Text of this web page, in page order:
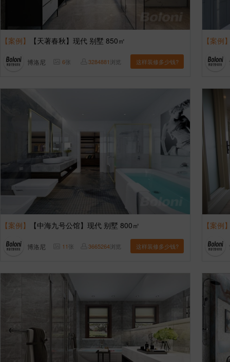
【案例】 【天著春秋】现代 别墅 850㎡
博洛尼 6张 3284881浏览 这样装修多少钱?
【案例
【案例】 【中海九号公馆】现代 别墅 800㎡
博洛尼 11张 3665264浏览 这样装修多少钱?
【案例